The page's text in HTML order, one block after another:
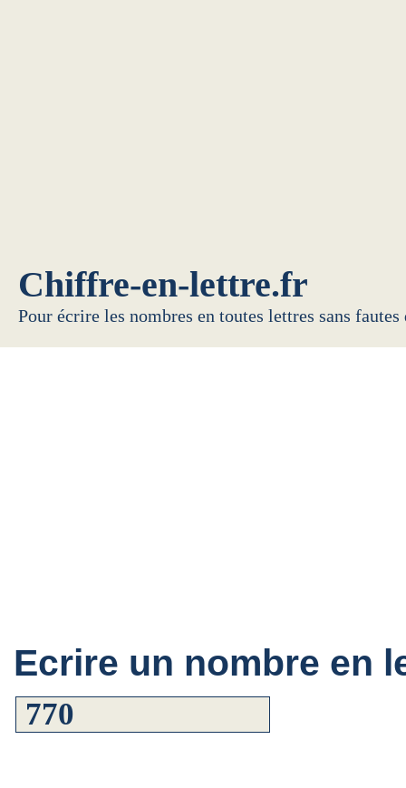
Chiffre-en-lettre.fr
Pour écrire les nombres en toutes lettres sans
Ecrire un nombre en